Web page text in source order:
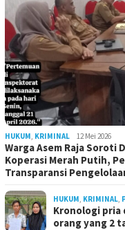
HUKUM KRIMINAL 12 Mei 2026
Warga Asem Raja Soroti
Koperasi Merah Putih,
Transparansi
HUKUM KRIMINAL
Kronologi pria
orang yang 2